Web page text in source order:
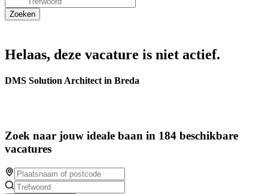
Helaas, deze vacature is niet actief.
DMS Solution Architect in Breda
Zoek naar jouw ideale baan in 184 beschikbare
vacatures